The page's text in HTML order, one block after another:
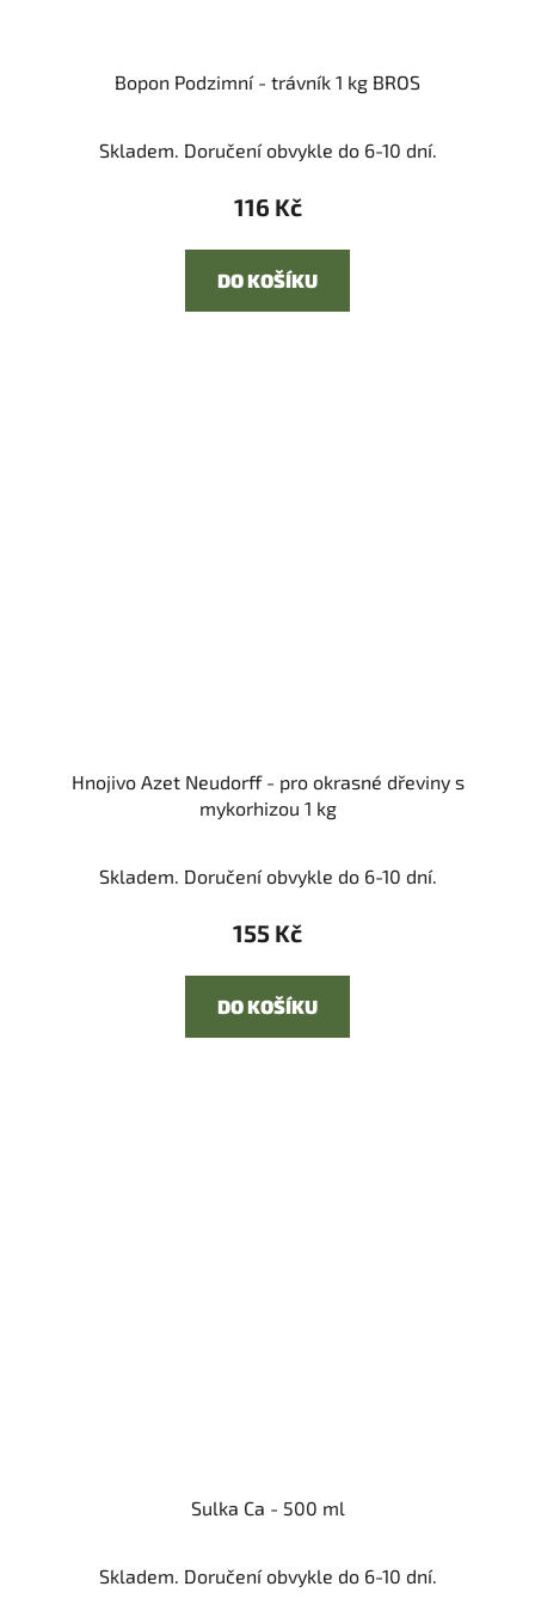
Bopon Podzimní - trávník 1 kg BROS
Skladem. Doručení obvykle do 6-10 dní.
116 Kč
DO KOŠÍKU
Hnojivo Azet Neudorff - pro okrasné dřeviny s
mykorhizou 1 kg
Skladem. Doručení obvykle do 6-10 dní.
155 Kč
DO KOŠÍKU
Sulka Ca - 500 ml
Skladem. Doručení obvykle do 6-10 dní.